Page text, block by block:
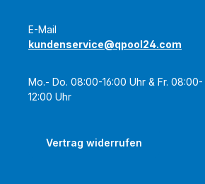
E-Mail
kundenservice@qpool24.com
Mo.- Do. 08:00-16:00 Uhr & Fr. 08:00-
12:00 Uhr
Vertrag widerrufen